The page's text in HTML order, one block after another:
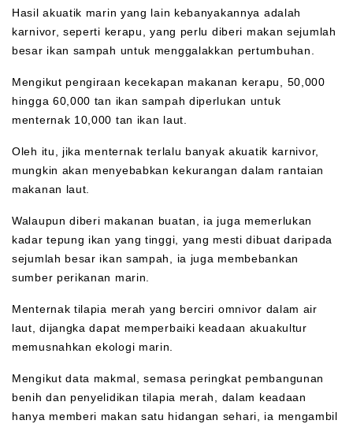
Hasil akuatik marin yang lain kebanyakannya adalah
karnivor, seperti kerapu, yang perlu diberi makan sejumlah
besar ikan sampah untuk menggalakkan pertumbuhan.
Mengikut pengiraan kecekapan makanan kerapu, 50,000
hingga 60,000 tan ikan sampah diperlukan untuk
menternak 10,000 tan ikan laut.
Oleh itu, jika menternak terlalu banyak akuatik karnivor,
mungkin akan menyebabkan kekurangan dalam rantaian
makanan laut.
Walaupun diberi makanan buatan, ia juga memerlukan
kadar tepung ikan yang tinggi, yang mesti dibuat daripada
sejumlah besar ikan sampah, ia juga membebankan
sumber perikanan marin.
Menternak tilapia merah yang berciri omnivor dalam air
laut, dijangka dapat memperbaiki keadaan akuakultur
memusnahkan ekologi marin.
Mengikut data makmal, semasa peringkat pembangunan
benih dan penyelidikan tilapia merah, dalam keadaan
hanya memberi makan satu hidangan sehari, ia mengambil